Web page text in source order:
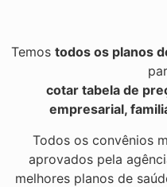
Temos todos os planos
cotar tabela de
empresarial,
Todos os convênios
aprovados pela
melhores planos de